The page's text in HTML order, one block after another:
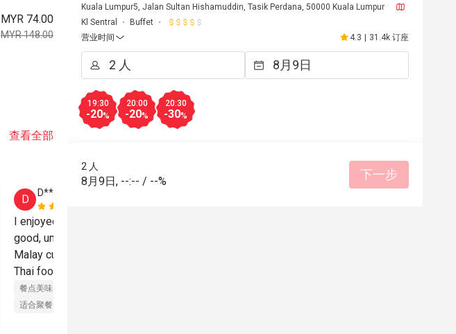
MYR 74.00
MYR 148.00
查看全部
D
D***a
I enjoyed my dining experience. Food was
good, unlimited coffee & non coffee. From
Malay cuisine to Western, Japanese and
Thai foods with variety of desserts and ice-
cream to choose!
餐点美味
适合聚餐
Kuala Lumpur5, Jalan Sultan Hishamuddin, Tasik Perdana, 50000 Kuala Lumpur
Kl Sentral
Buffet
营业时间
4.3 | 31.4k 订座
19:30
-20%
20:00
-20%
20:30
-30%
2 人
8月9日, --:-- / --% 下一步